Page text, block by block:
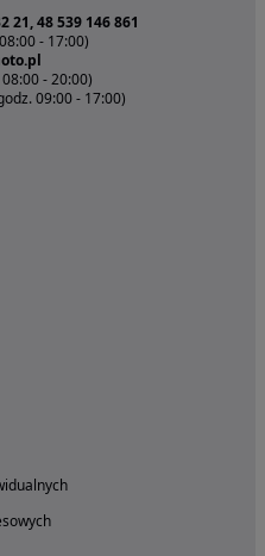
21, 48 539 146 861
- 17:00)
- 20:00)
09:00 - 17:00)